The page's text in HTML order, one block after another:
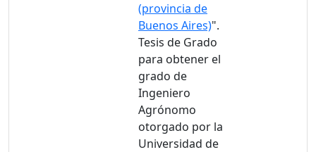
(provincia de
Buenos Aires)".
Tesis de Grado
para obtener el
grado de
Ingeniero
Agrónomo
otorgado por la
Universidad de